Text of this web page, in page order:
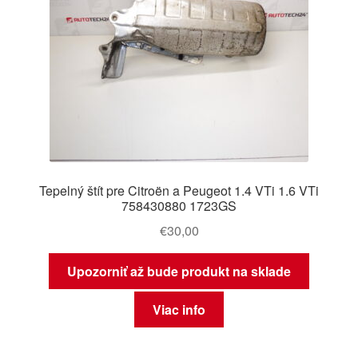
Tepelný štít pre Citroën a Peugeot 1.4 VTi 1.6 VTi
758430880 1723GS
€30,00
Upozorniť až bude produkt na sklade
Viac info